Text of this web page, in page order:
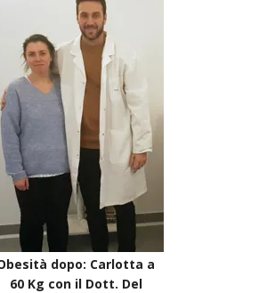
dopo: Carlotta a
60 Kg con il Dott. Del